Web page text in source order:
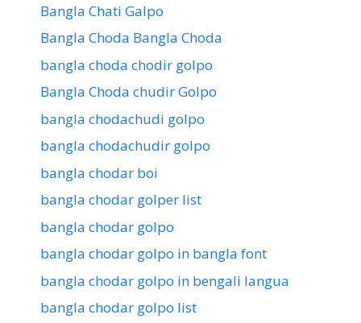
Bangla Chati Galpo
Bangla Choda Bangla Choda
bangla choda chodir golpo
Bangla Choda chudir Golpo
bangla chodachudi golpo
bangla chodachudir golpo
bangla chodar boi
bangla chodar golper list
bangla chodar golpo
bangla chodar golpo in bangla font
bangla chodar golpo in bengali langua
bangla chodar golpo list